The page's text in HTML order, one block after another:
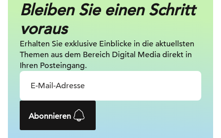
Bleiben Sie einen Schritt
voraus
Erhalten Sie exklusive Einblicke in die aktuellsten
Themen aus dem Bereich Digital Media direkt in
Ihren Posteingang.
Abonnieren